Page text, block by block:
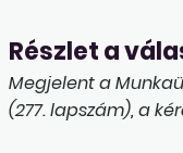
Részlet a
Megjelent a
(277. lapszám), a